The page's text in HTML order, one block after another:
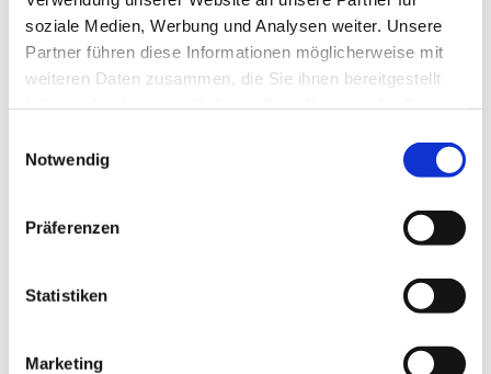
soziale Medien, Werbung und Analysen weiter. Unsere
Partner führen diese Informationen möglicherweise mit
weiteren Daten zusammen, die Sie ihnen bereitgestellt
Notwendig
Präferenzen
Statistiken
Marketing